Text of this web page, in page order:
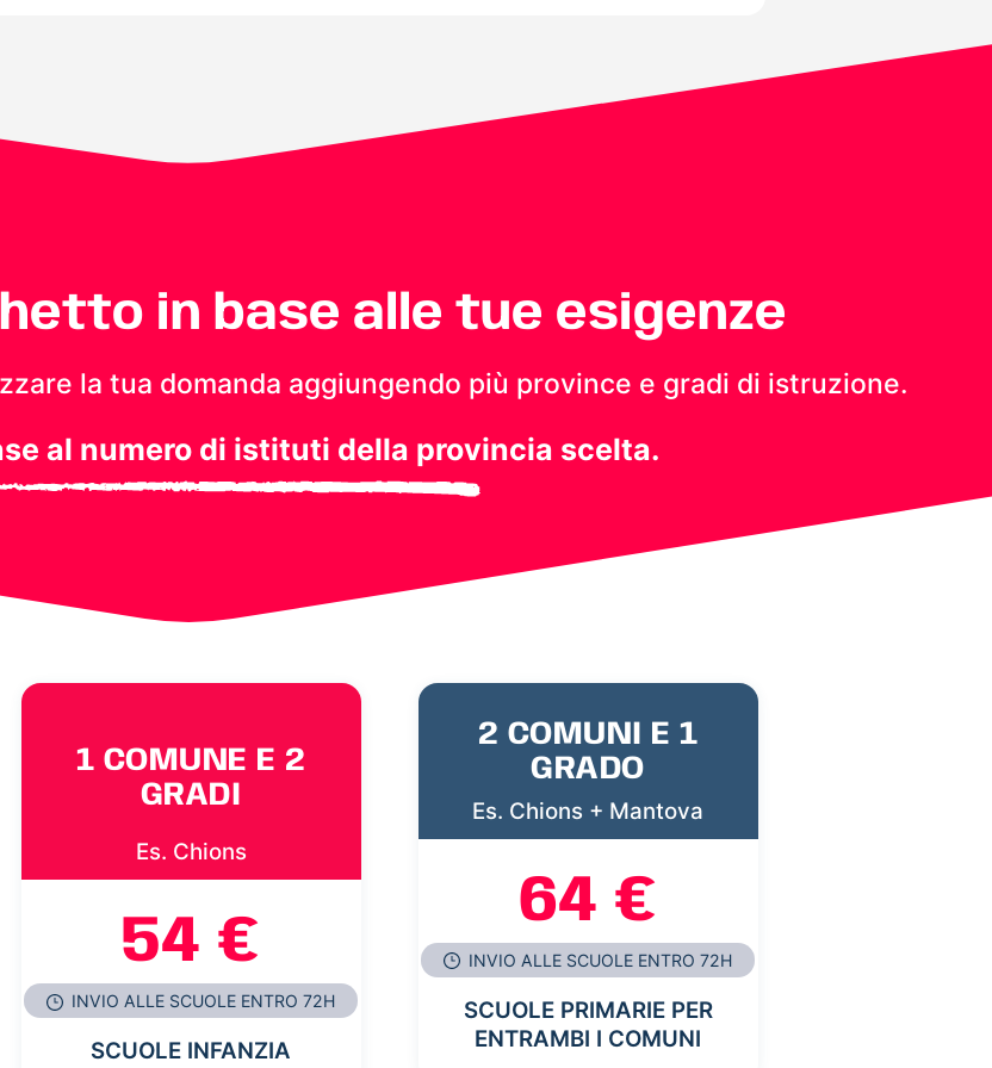
in base alle tue esigenze
la tua domanda aggiungendo più province e gradi di istruzione.
al numero di istituti della provincia scelta.
1 COMUNE E 2
GRADI
Es. Chions
54 €
INVIO ALLE SCUOLE ENTRO 72H
SCUOLE INFANZIA
2 COMUNI E 1
GRADO
Es. Chions + Mantova
64 €
INVIO ALLE SCUOLE ENTRO 72H
SCUOLE PRIMARIE PER
ENTRAMBI I COMUNI